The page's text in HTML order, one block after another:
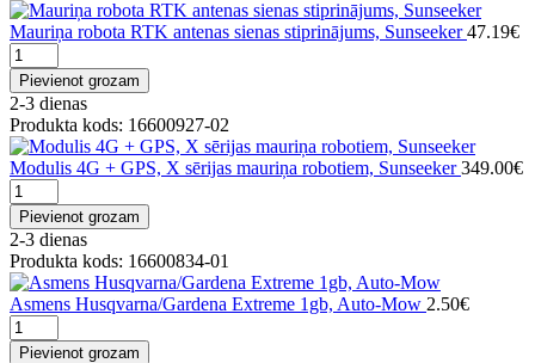
Mauriņa robota RTK antenas sienas stiprinājums, Sunseeker 47.19€
Pievienot grozam
2-3 dienas
Produkta kods: 16600927-02
Modulis 4G + GPS, X sērijas mauriņa robotiem, Sunseeker 349.00€
Pievienot grozam
2-3 dienas
Produkta kods: 16600834-01
Asmens Husqvarna/Gardena Extreme 1gb, Auto-Mow 2.50€
Pievienot grozam